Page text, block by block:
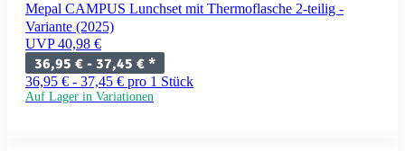
Mepal CAMPUS Lunchset mit Thermoflasche 2-teilig -
Variante (2025)
UVP 40,98 €
36,95 € - 37,45 € *
36,95 € - 37,45 € pro 1 Stück
Auf Lager in Variationen